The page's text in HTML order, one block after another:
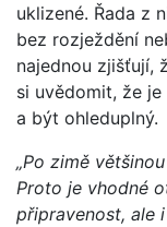
uklizené. Řada z
bez rozježdění
najednou zjišťují,
si uvědomit, že
a být ohleduplný.
„Po zimě
Proto je vhodné
připravenost, ale